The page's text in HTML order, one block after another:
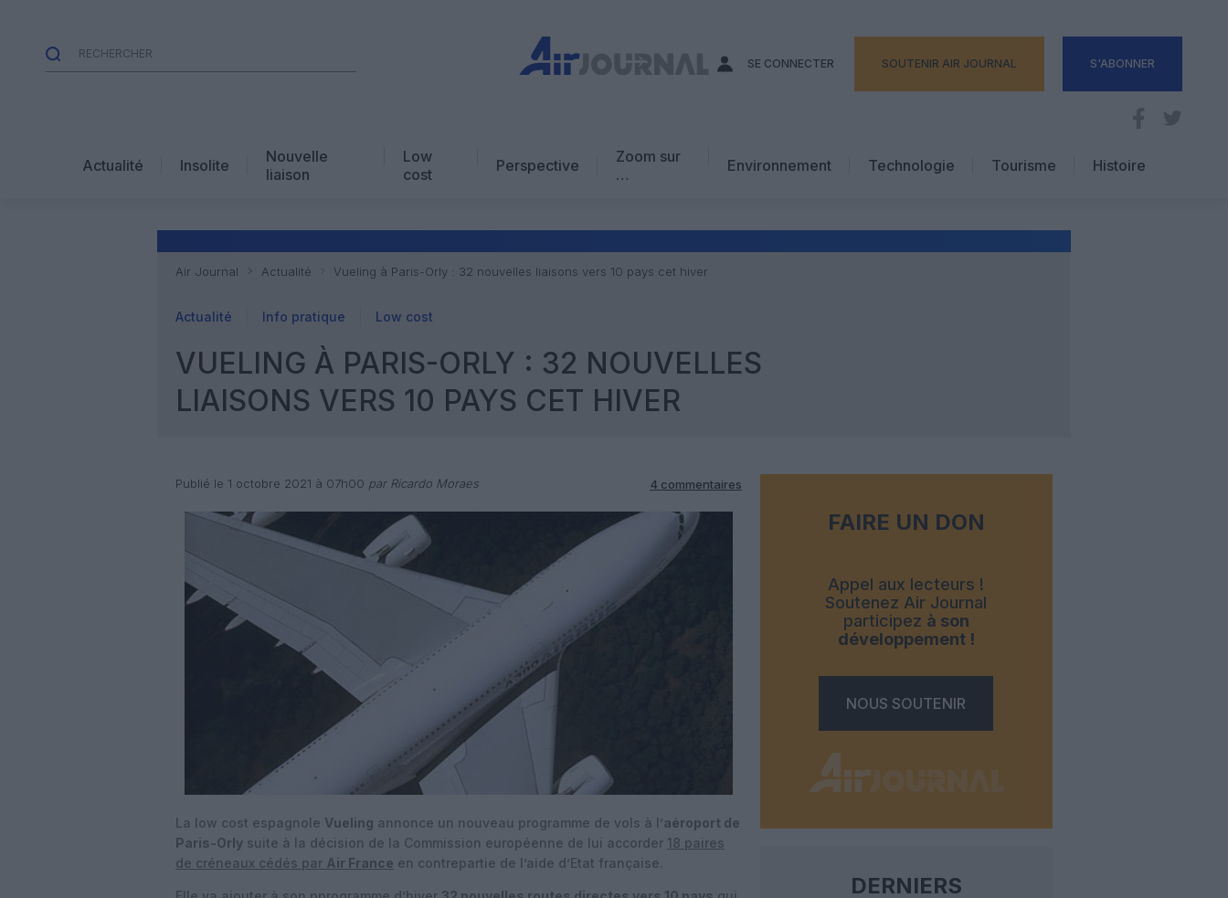
SE CONNECTER SOUTENIR AIR JOURNAL S'ABONNER
Actualité Insolite
Nouvelle
liaison
Low
cost
Perspective
Zoom sur
…
Avis d’expert
Environnement Technologie
Tourisme
Hôtellerie
Histoire
Air Journal Actualité Vueling à Paris-Orly : 32 nouvelles liaisons vers 10 pays cet hiver
Actualité Info pratique Low cost
VUELING À PARIS-ORLY : 32 NOUVELLES
LIAISONS VERS 10 PAYS CET HIVER
Publié le 1 octobre 2021 à 07h00 par Ricardo Moraes 4 commentaires
La low cost espagnole Vueling annonce un nouveau programme de vols à l’aéroport de
Paris-Orly suite à la décision de la Commission européenne de lui accorder 18 paires
de créneaux cédés par Air France en contrepartie de l’aide d’Etat française.
FAIRE UN DON
Appel aux lecteurs !
Soutenez Air Journal
participez à son
développement !
NOUS SOUTENIR
DERNIERS